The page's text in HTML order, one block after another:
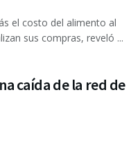
el costo del alimento al
sus compras, reveló ...
caída de la red de